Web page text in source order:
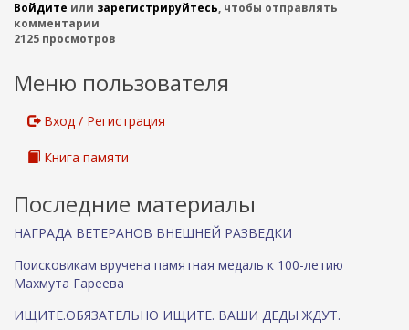
Войдите или зарегистрируйтесь, чтобы отправлять
комментарии
2125 просмотров
Меню пользователя
Вход / Регистрация
Книга памяти
Последние материалы
НАГРАДА ВЕТЕРАНОВ ВНЕШНЕЙ РАЗВЕДКИ
Поисковикам вручена памятная медаль к 100-летию
Махмута Гареева
ИЩИТЕ.ОБЯЗАТЕЛЬНО ИЩИТЕ. ВАШИ ДЕДЫ ЖДУТ.